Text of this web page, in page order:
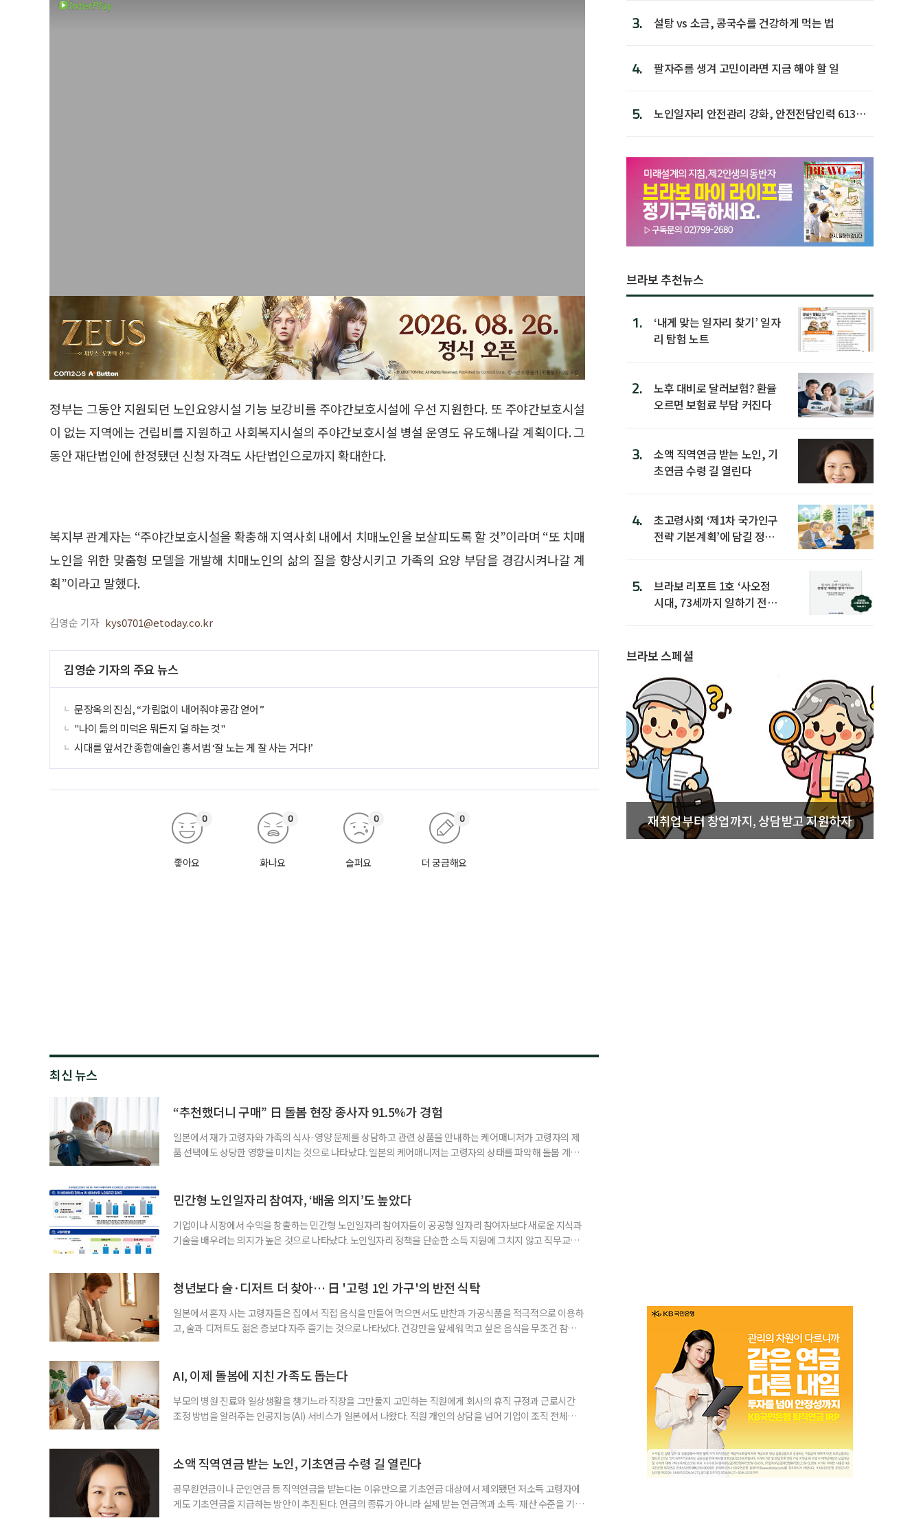
정부는 그동안 지원되던 노인요양시설 기능 보강비를 주야간보호시설에 우선 지원한다. 또 주야간보호시설
이 없는 지역에는 건립비를 지원하고 사회복지시설의 주야간보호시설 병설 운영도 유도해나갈 계획이다. 그
동안 재단법인에 한정됐던 신청 자격도 사단법인으로까지 확대한다.
복지부 관계자는 “주야간보호시설을 확충해 지역사회 내에서 치매노인을 보살피도록 할 것”이라며 “또 치매
노인을 위한 맞춤형 모델을 개발해 치매노인의 삶의 질을 향상시키고 가족의 요양 부담을 경감시켜나갈 계
획”이라고 말했다.
김영순 기자 kys0701@etoday.co.kr
김영순 기자의 주요 뉴스
문장옥의 진심, “가림없이 내어줘야 공감 얻어”
"나이 듦의 미덕은 뭐든지 덜 하는 것"
시대를 앞서간 종합예술인 홍서범 ‘잘 노는 게 잘 사는 거다!’
좋아요
0
화나요
0
슬퍼요
0
더 궁금해요
0
최신 뉴스
“추천했더니 구매” 日 돌봄 현장 종사자 91.5%가 경험
일본에서 재가 고령자와 가족의 식사·영양 문제를 상담하고 관련 상품을 안내하는 케어매니저가 고령자의 제
품 선택에도 상당한 영향을 미치는 것으로 나타났다. 일본의 케어매니저는 고령자의 상태를 파악해 돌봄 계획
이 91.5%에 달했다는 조사 결과가 나왔다. 일본 헬스케어 기업 인터넷인피니티는 케어매니저 전문사이트 ‘케
민간형 노인일자리 참여자, ‘배움 의지’도 높았다
기업이나 시장에서 수익을 창출하는 민간형 노인일자리 참여자들이 공공형 일자리 참여자보다 새로운 지식과
기술을 배우려는 의지가 높은 것으로 나타났다. 노인일자리 정책을 단순한 소득 지원에 그치지 않고 직무교육
비부머 세대 가운데 노인일자리 참여자들의 교육학습동기를 성별과 연령, 거주지역, 소득, 가구형태, 일자리 유
청년보다 술·디저트 더 찾아… 日 '고령 1인 가구'의 반전 식탁
일본에서 혼자 사는 고령자들은 집에서 직접 음식을 만들어 먹으면서도 반찬과 가공식품을 적극적으로 이용하
고, 술과 디저트도 젊은 층보다 자주 즐기는 것으로 나타났다. 건강만을 앞세워 먹고 싶은 음식을 무조건 참기보
접 만든 음식이나 남은 음식이 차지하는 비중은 51%였다. 반찬과 냉동·즉석식품, 통조림 등 외부에서 조
AI, 이제 돌봄에 지친 가족도 돕는다
부모의 병원 진료와 일상생활을 챙기느라 직장을 그만둘지 고민하는 직원에게 회사의 휴직 규정과 근로시간
조정 방법을 알려주는 인공지능(AI) 서비스가 일본에서 나왔다. 직원 개인의 상담을 넘어 기업이 조직 전체의
다. 이 서비스를 사용하면 직원은 이름을 밝히지 않고 하루 24시간 AI와 상담할 수 있으며, 인
소액 직역연금 받는 노인, 기초연금 수령 길 열린다
공무원연금이나 군인연금 등 직역연금을 받는다는 이유만으로 기초연금 대상에서 제외됐던 저소득 고령자에
게도 기초연금을 지급하는 방안이 추진된다. 연금의 종류가 아니라 실제 받는 연금액과 소득·재산 수준을 기준
3. 설탕 vs 소금, 콩국수를 건강하게 먹는 법
4. 팔자주름 생겨 고민이라면 지금 해야 할 일
5.
노인일자리 안전관리 강화, 안전전담인력 613명
브라보 추천뉴스
1.
‘내게 맞는 일자리 찾기’ 일자
리 탐험 노트
2.
노후 대비로 달러보험? 환율
오르면 보험료 부담 커진다
3.
소액 직역연금 받는 노인, 기
초연금 수령 길 열린다
4.
초고령사회 ‘제1차 국가인구
전략 기본계획’에 담길 정책
5.
브라보 리포트 1호 ‘사오정
시대, 73세까지 일하기 전략’
브라보 스페셜
재취업부터 창업까지, 상담받고 지원하자